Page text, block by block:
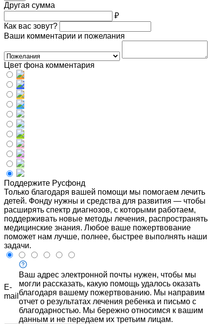
Другая сумма
₽
Как вас зовут?
Ваши комментарии и пожелания
Цвет фона комментария
Поддержите Русфонд
Только благодаря вашей помощи мы помогаем лечить
детей. Фонду нужны и средства для развития — чтобы
расширять спектр диагнозов, с которыми работаем,
поддерживать новые методы лечения, распространять
медицинские знания. Любое ваше пожертвование
поможет нам лучше, полнее, быстрее выполнять наши
задачи.
E-
mail
Ваш адрес электронной почты нужен, чтобы мы
могли рассказать, какую помощь удалось оказать
благодаря вашему пожертвованию. Мы направим
отчет о результатах лечения ребенка и письмо с
благодарностью. Мы бережно относимся к вашим
данным и не передаем их третьим лицам.